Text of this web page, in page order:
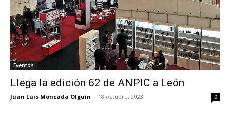
Eventos
Llega la edición 62 de ANPIC a León
Juan Luis Moncada Olguín - 18 octubre, 2023 0